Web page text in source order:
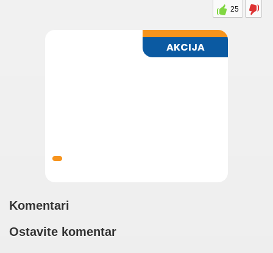
25
Komentari
Ostavite komentar